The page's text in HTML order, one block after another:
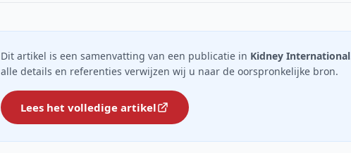
Dit artikel is een samenvatting van een publicatie in Kidney International
alle details en referenties verwijzen wij u naar de oorspronkelijke bron.
Lees het volledige artikel